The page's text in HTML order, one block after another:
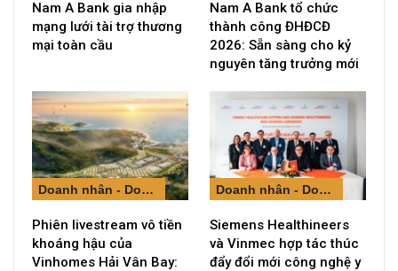
Nam A Bank gia nhập
mạng lưới tài trợ thương
mại toàn cầu
Nam A Bank tổ chức
thành công ĐHĐCĐ
2026: Sẵn sàng cho kỷ
nguyên tăng trưởng mới
Doanh nhân - Doanh nghiệp
Phiên livestream vô tiền
khoáng hậu của
Vinhomes Hải Vân Bay:
Doanh nhân - Doanh nghiệp
Siemens Healthineers
và Vinmec hợp tác thúc
đẩy đổi mới công nghệ y